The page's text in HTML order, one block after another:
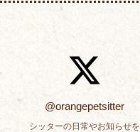
@orangepetsitter
シッターの日常やお知らせを